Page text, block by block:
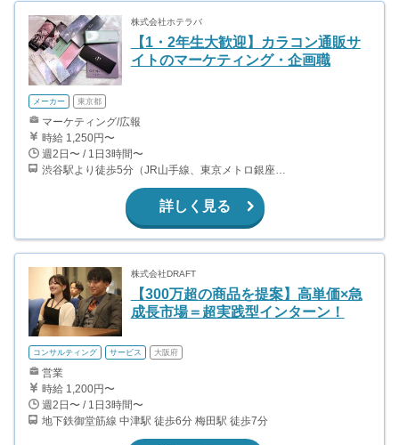
株式会社ホテラバ
【1・2年生大歓迎】カラコン通販サ
イトのマーケティング・企画職
メーカー 東京都
マーケティング/広報
時給 1,250円〜
週2日〜 / 1日3時間〜
渋谷駅より徒歩5分（JR山手線、東京メトロ銀座・半蔵門・副都心線）
詳しく見る
株式会社DRAFT
【300万超の商品を提案】高単価×急
成長市場＝超実践型インターン！
コンサルティング サービス 大阪府
営業
時給 1,200円〜
週2日〜 / 1日3時間〜
地下鉄御堂筋線 中津駅 徒歩6分 梅田駅 徒歩7分